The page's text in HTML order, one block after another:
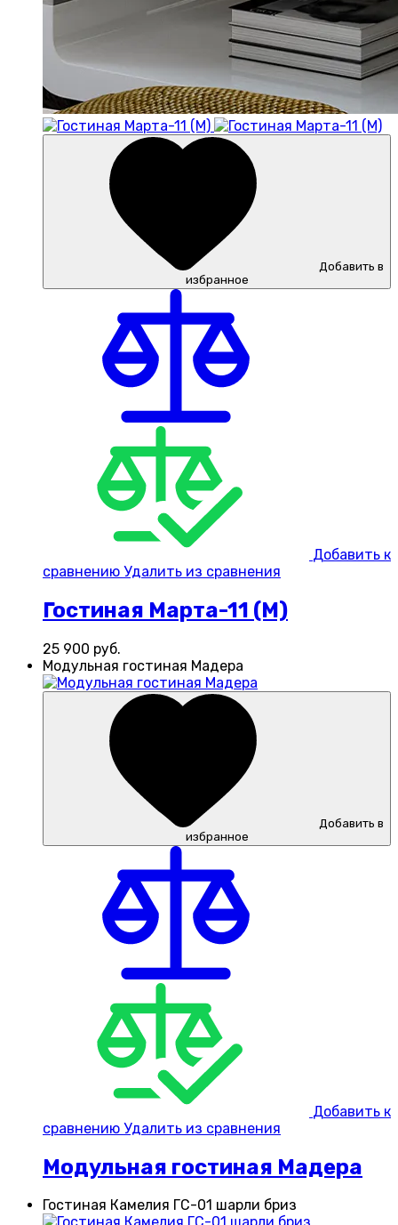
Добавить в
избранное
Добавить к
сравнению Удалить из сравнения
Гостиная Марта-11 (М)
25 900 руб.
Модульная гостиная Мадера
Добавить в
избранное
Добавить к
сравнению Удалить из сравнения
Модульная гостиная Мадера
Гостиная Камелия ГС-01 шарли бриз